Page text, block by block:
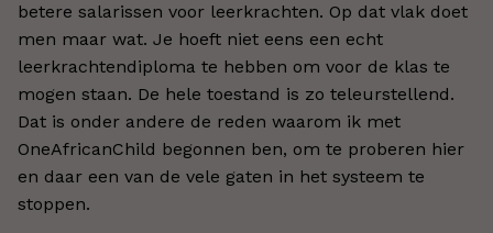
betere salarissen voor leerkrachten. Op dat vlak doet
men maar wat. Je hoeft niet eens een echt
leerkrachtendiploma te hebben om voor de klas te
mogen staan. De hele toestand is zo teleurstellend.
Dat is onder andere de reden waarom ik met
OneAfricanChild begonnen ben, om te proberen hier
en daar een van de vele gaten in het systeem te
stoppen.